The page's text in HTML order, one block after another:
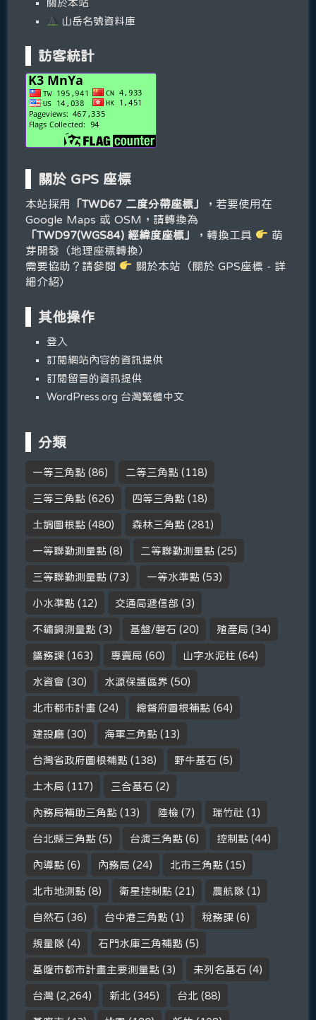
關於本站
山岳名號資料庫
訪客統計
關於 GPS 座標
本站採用 「TWD67 二度分帶座標」
，若要使用在
Google Maps 或 OSM，請轉換為
「TWD97(WGS84) 經緯度座標」
，轉換工具
萌
芽開發（地理座標轉換）
需要協助？請參閱
關於本站（關於 GPS座標 - 詳
細介紹）
其他操作
登入
訂閱網站內容的資訊提供
訂閱留言的資訊提供
WordPress.org 台灣繁體中文
分類
一等三角點 (86) 二等三角點 (118)
三等三角點 (626) 四等三角點 (18)
土調圖根點 (480) 森林三角點 (281)
一等聯勤測量點 (8) 二等聯勤測量點 (25)
三等聯勤測量點 (73) 一等水準點 (53)
小水準點 (12) 交通局遞信部 (3)
不鏽鋼測量點 (3) 基盤/磐石 (20) 殖產局 (34)
鑛務課 (163) 專賣局 (60) 山字水泥柱 (64)
水資會 (30) 水源保護區界 (50)
北市都市計畫 (24) 總督府圖根補點 (64)
建設廳 (30) 海軍三角點 (13)
台灣省政府圖根補點 (138) 野牛基石 (5)
土木局 (117) 三合基石 (2)
內務局補助三角點 (13) 陸檢 (7) 瑞竹社 (1)
台北縣三角點 (5) 台演三角點 (6) 控制點 (44)
內導點 (6) 內務局 (24) 北市三角點 (15)
北市地測點 (8) 衛星控制點 (21) 農航隊 (1)
自然石 (36) 台中港三角點 (1) 稅務課 (6)
規量隊 (4) 石門水庫三角補點 (5)
基隆市都市計畫主要測量點 (3) 未列名基石 (4)
台灣 (2,264) 新北 (345) 台北 (88)